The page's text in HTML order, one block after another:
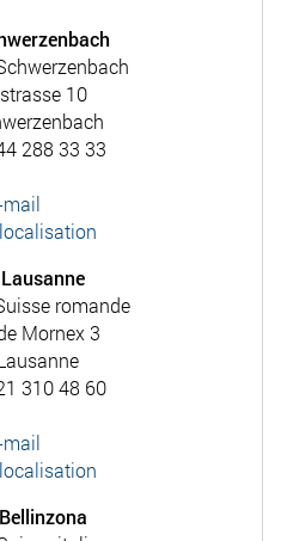
10
288 33 33
mail
romande
Mornex 3
310 48 60
mail